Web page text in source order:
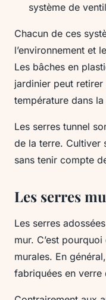
système de
Chacun de ces
l’environnement et
Les bâches en
jardinier peut
température dans la
Les serres tunnel
de la terre. Cultiver
sans tenir compte
Les serres
Les serres
mur. C’est
murales. En
fabriquées en